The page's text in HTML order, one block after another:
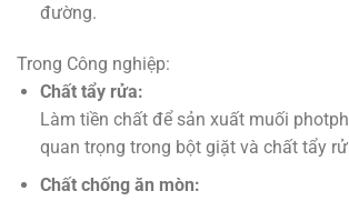
đường.
Trong Công nghiệp:
Chất tẩy rửa:
Làm tiền chất để sản xuất muối
quan trọng trong bột giặt và chất tẩy
Chất chống ăn mòn: